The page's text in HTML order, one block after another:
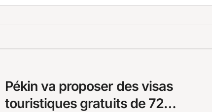
Pékin va proposer des visas
touristiques gratuits de 72